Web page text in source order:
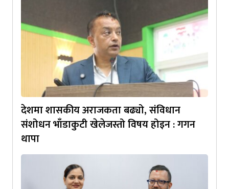
देशमा शासकीय अराजकता बढ्यो, संविधान
संशोधन भाँडाकुटी खेलेजस्तो विषय होइन : गगन
थापा